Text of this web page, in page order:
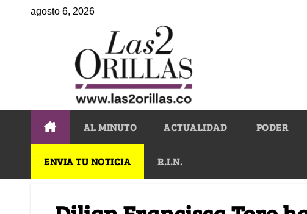
agosto 6, 2026
AL MINUTO ACTUALIDAD PODER
ENVIA TU NOTICIA R.I.N.